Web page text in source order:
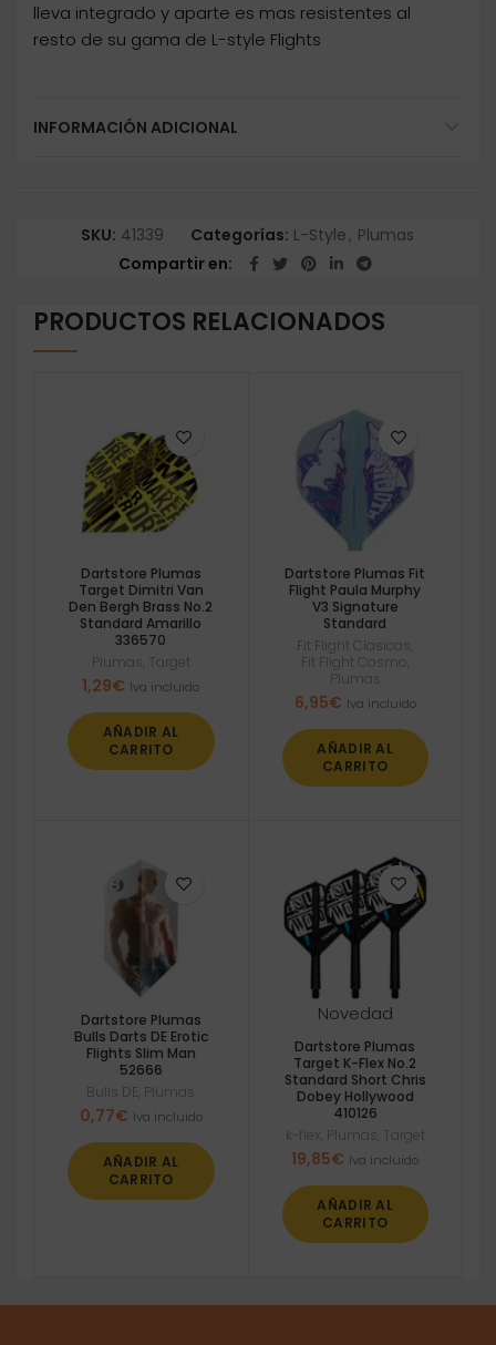
lleva integrado y aparte es mas resistentes al
resto de su gama de L-style Flights
INFORMACIÓN ADICIONAL
SKU: 41339 Categorías: L-Style, Plumas
Compartir en
PRODUCTOS RELACIONADOS
Dartstore Plumas
Target Dimitri Van
Den Bergh Brass No.2
Standard Amarillo
336570
Plumas Target
1,29€ Iva incluido
AÑADIR AL
CARRITO
Dartstore Plumas Fit
Flight Paula Murphy
V3 Signature
Standard
Fit Flight Clasicas
Fit Flight Cosmo
Plumas
6,95€ Iva incluido
AÑADIR AL
CARRITO
Dartstore Plumas
Bulls Darts DE Erotic
Flights Slim Man
52666
Bulls DE Plumas
0,77€ Iva incluido
AÑADIR AL
CARRITO
Novedad
Dartstore Plumas
Target K-Flex No.2
Standard Short Chris
Dobey Hollywood
410126
k-flex Plumas Target
19,85€ Iva incluido
AÑADIR AL
CARRITO